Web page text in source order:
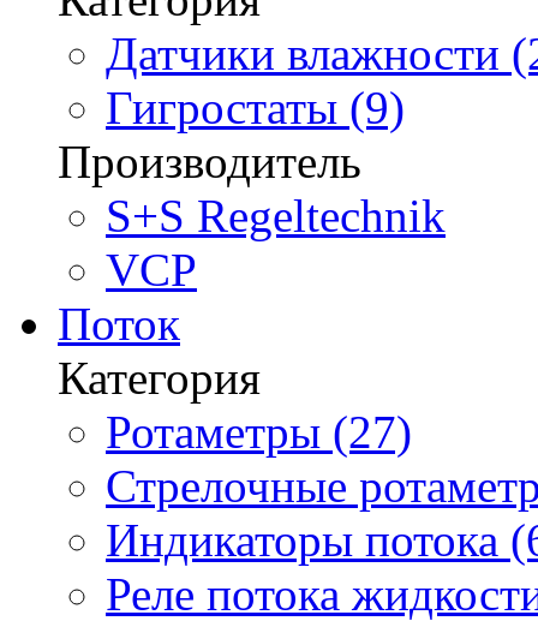
Датчики влажности
Гигростаты (9)
Производитель
S+S Regeltechnik
VCP
Поток
Категория
Ротаметры (27)
Стрелочные
Индикаторы потока
Реле потока